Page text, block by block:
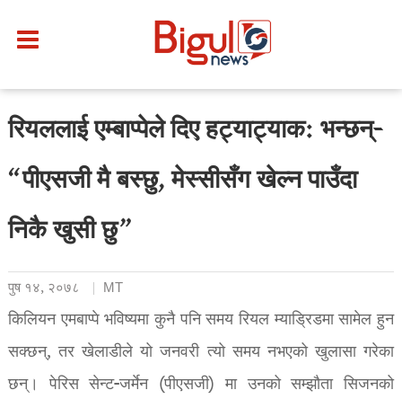
रियललाई एम्बाप्पेले दिए हट्याट्याक: भन्छन्-
“पीएसजी मै बस्छु, मेस्सीसँग खेल्न पाउँदा
निकै खुसी छु”
पुष १४, २०७८ MT
किलियन एमबाप्पे भविष्यमा कुनै पनि समय रियल म्याड्रिडमा सामेल हुन
सक्छन्, तर खेलाडीले यो जनवरी त्यो समय नभएको खुलासा गरेका
छन्। पेरिस सेन्ट-जर्मेन (पीएसजी) मा उनको सम्झौता सिजनको